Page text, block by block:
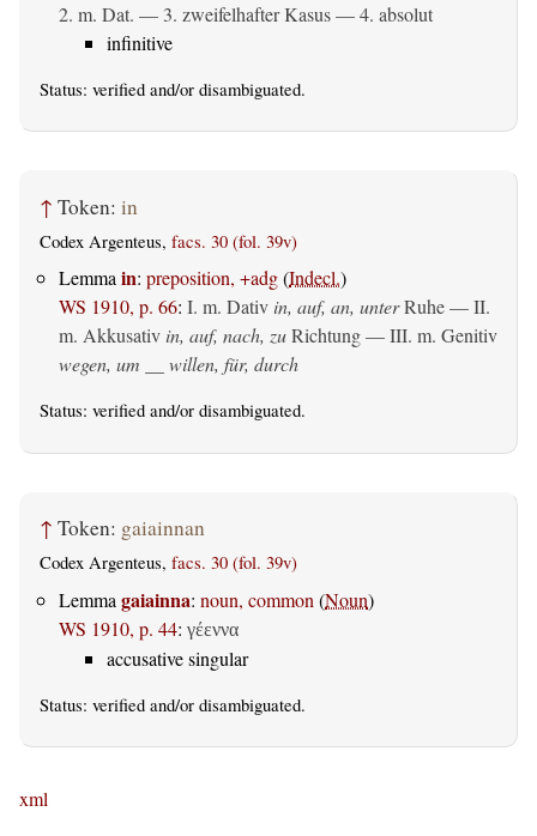
2. m. Dat. — 3. zweifelhafter Kasus — 4. absolut
infinitive
Status: verified and/or disambiguated.
↑ Token: in
Codex Argenteus, facs. 30 (fol. 39v)
Lemmain: preposition, +adg(Indecl.)
WS 1910, p. 66: I. m. Dativ in, auf, an, unterRuhe — II.
m. Akkusativ in, auf, nach, zuRichtung — III. m. Genitiv
wegen, um __ willen, für, durch
Status: verified and/or disambiguated.
↑ Token: gaiainnan
Codex Argenteus, facs. 30 (fol. 39v)
Lemma gaiainna: noun, common (Noun)
WS 1910, p. 44: γέεννα
accusative singular
Status: verified and/or disambiguated.
xml